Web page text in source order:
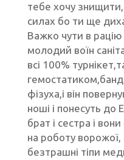
тебе хочу
силах бо ти ще
Важко чути в
молодий воїн
всі 100%
фізуха,і він
ноші і понесуть до
брат і сестра і
на роботу
безтрашні тіпи